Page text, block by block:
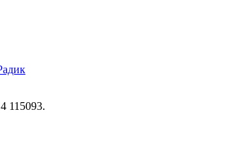
115093.